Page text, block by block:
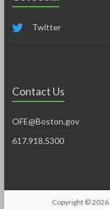
Twitter
Contact Us
OFE@Boston.gov
617.918.5300
Copyright © 2026